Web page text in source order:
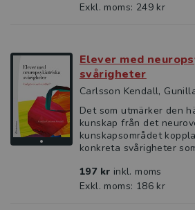
Exkl. moms: 249 kr
Elever med
svårigheter
Carlsson Kendall,
Det som utmärker den
kunskap från det
kunskapsområdet
konkreta svårigheter
197 kr inkl. moms
Exkl. moms: 186 kr